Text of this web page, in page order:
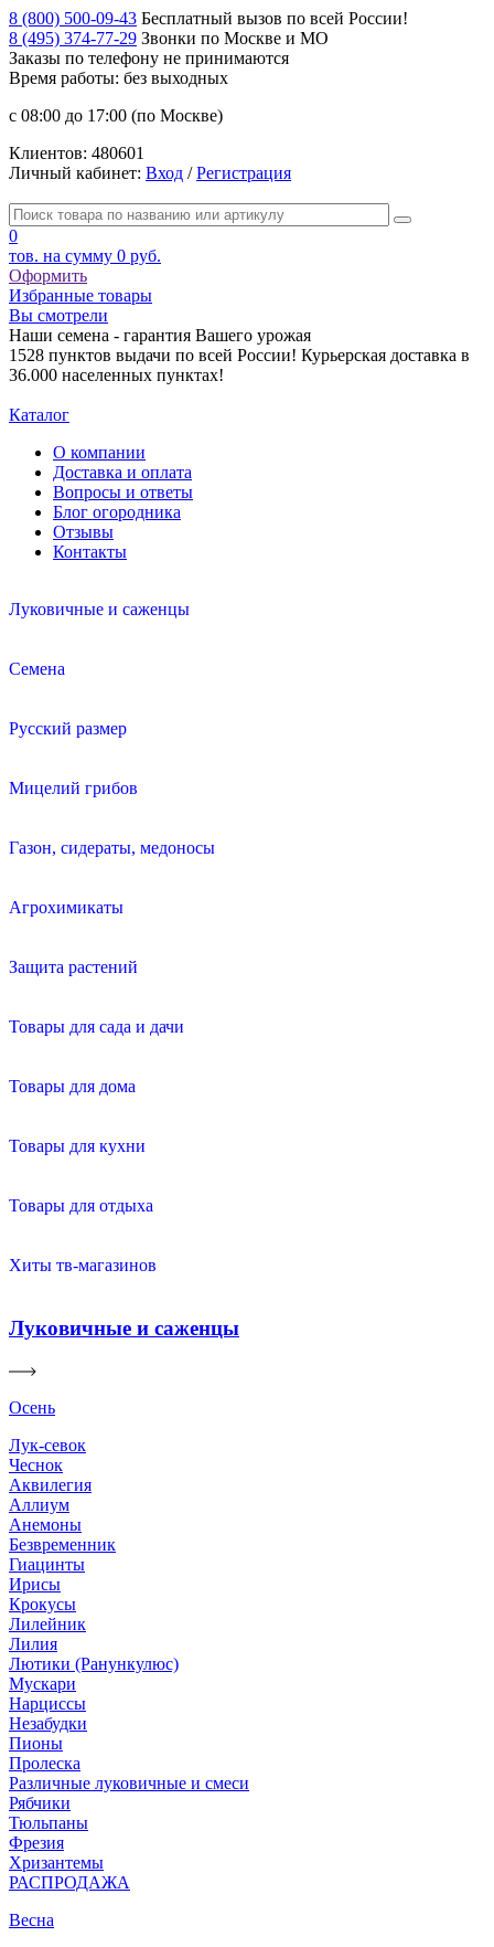
8 (800) 500-09-43 Бесплатный вызов по всей России!
8 (495) 374-77-29 Звонки по Москве и МО
Заказы по телефону не принимаются
Время работы: без выходных
с 08:00 до 17:00 (по Москве)
Клиентов: 480601
Личный кабинет: Вход /Регистрация
0
тов. на сумму 0 руб.
Оформить
Избранные товары
Вы смотрели
Наши семена - гарантия Вашего урожая
1528 пунктов выдачи по всей России! Курьерская доставка в
36.000 населенных пунктах!
Каталог
О компании
Доставка и оплата
Вопросы и ответы
Блог огородника
Отзывы
Контакты
Луковичные и саженцы
Семена
Русский размер
Мицелий грибов
Газон, сидераты, медоносы
Агрохимикаты
Защита растений
Товары для сада и дачи
Товары для дома
Товары для кухни
Товары для отдыха
Хиты тв-магазинов
Луковичные и саженцы
Осень
Лук-севок
Чеснок
Аквилегия
Аллиум
Анемоны
Безвременник
Гиацинты
Ирисы
Крокусы
Лилейник
Лилия
Лютики (Ранункулюс)
Мускари
Нарцисcы
Незабудки
Пионы
Пролеска
Различные луковичные и смеси
Рябчики
Тюльпаны
Фрезия
Хризантемы
РАСПРОДАЖА
Весна